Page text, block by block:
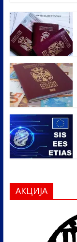
e
b
o
o
k
itt
er
АКЦИЈА